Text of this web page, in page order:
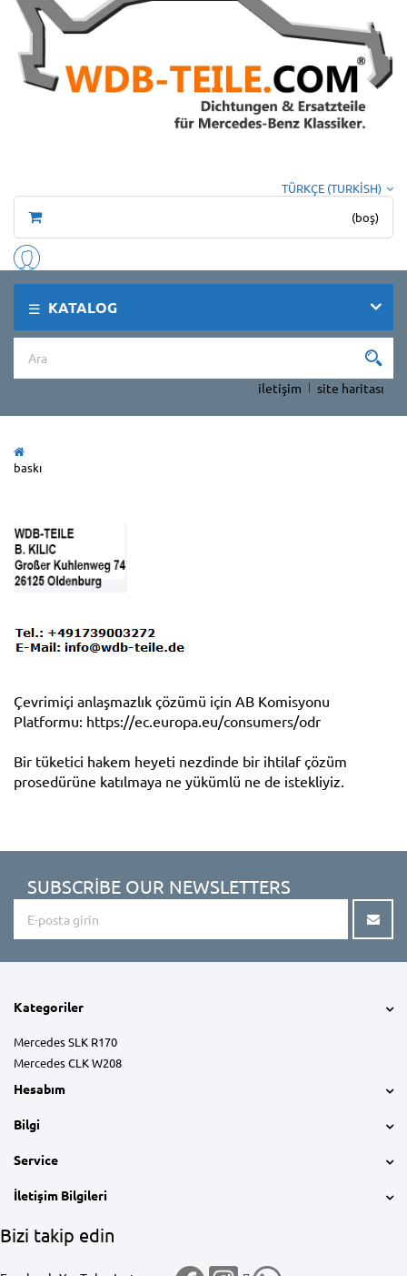
TÜRKÇE (TURKISH)
(boş)
KATALOG
iletişim site haritası
baskı
Çevrimiçi anlaşmazlık çözümü için AB Komisyonu
Platformu: https://ec.europa.eu/consumers/odr
Bir tüketici hakem heyeti nezdinde bir ihtilaf çözüm
prosedürüne katılmaya ne yükümlü ne de istekliyiz.
SUBSCRIBE OUR NEWSLETTERS
Kategoriler
Mercedes SLK R170
Mercedes CLK W208
Hesabım
Bilgi
Service
İletişim Bilgileri
Bizi takip edin